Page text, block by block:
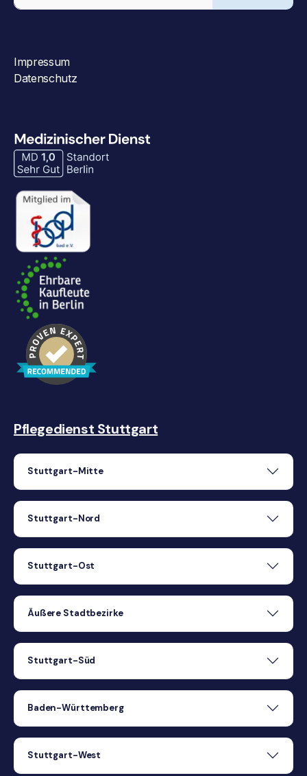
Impressum
Datenschutz
Pflegedienst Stuttgart
Stuttgart-Mitte
Stuttgart-Nord
Stuttgart-Ost
Äußere Stadtbezirke
Stuttgart-Süd
Baden-Württemberg
Stuttgart-West